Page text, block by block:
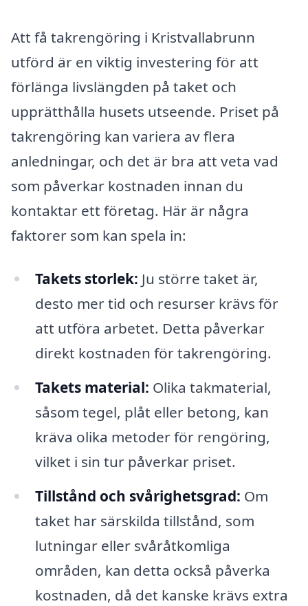
Att få takrengöring i Kristvallabrunn
utförd är en viktig investering för att
förlänga livslängden på taket och
upprätthålla husets utseende. Priset på
takrengöring kan variera av flera
anledningar, och det är bra att veta vad
som påverkar kostnaden innan du
kontaktar ett företag. Här är några
faktorer som kan spela in:
Takets storlek: Ju större taket är,
desto mer tid och resurser krävs för
att utföra arbetet. Detta påverkar
direkt kostnaden för takrengöring.
Takets material: Olika takmaterial,
såsom tegel, plåt eller betong, kan
kräva olika metoder för rengöring,
vilket i sin tur påverkar priset.
Tillstånd och svårighetsgrad: Om
taket har särskilda tillstånd, som
lutningar eller svåråtkomliga
områden, kan detta också påverka
kostnaden, då det kanske krävs extra